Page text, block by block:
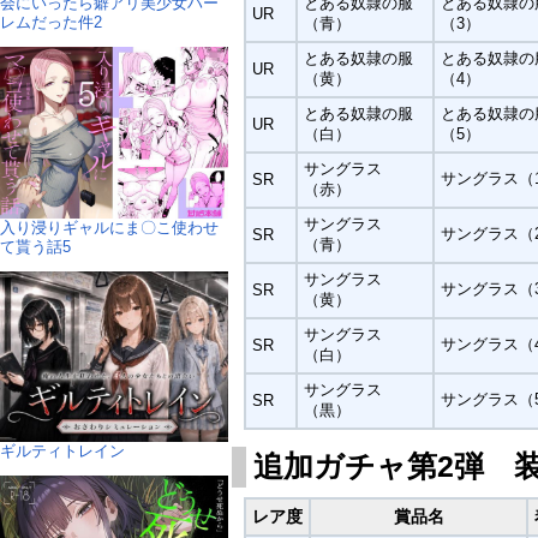
UR
（青）
（3）
UR
とある奴隷の服
（黄）
とある奴隷の
（4）
UR
とある奴隷の服
（白）
とある奴隷の
（5）
SR
サングラス
（赤）
サングラス（
SR
サングラス
（青）
サングラス（
SR
サングラス
（黄）
サングラス（
SR
サングラス
（白）
サングラス（
SR
サングラス
（黒）
サングラス（
追加ガチャ第2弾
レア度 賞品名
レムだった件2
入り浸りギャルにま〇こ使わせ
て貰う話5
ギルティトレイン